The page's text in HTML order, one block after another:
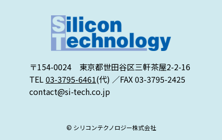
〒154-0024 東京都世田谷区三軒茶屋2-2-16
TEL 03-3795-6461(代) ／FAX 03-3795-2425
contact@si-tech.co.jp
© シリコンテクノロジー株式会社